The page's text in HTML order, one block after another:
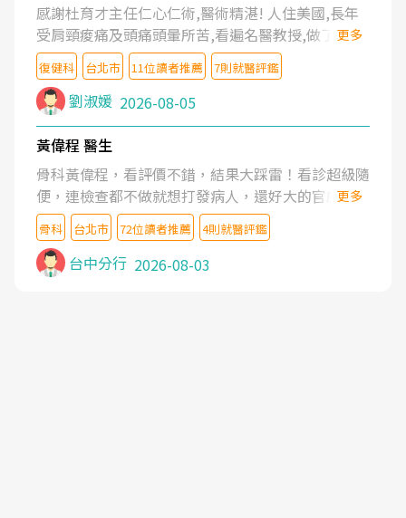
感謝杜育才主任仁心仁術,醫術精湛! 人住美國,長年
受肩頸痠痛及頭痛頭暈所苦,看遍名醫教授,做了各種
檢查,也嘗試過西醫打針,中醫針灸及物理徒手治療都
沒有用,後來連吃到嗎啡類止痛藥都效果有限,只是壓
症狀,沒多久就痛起來,多年失眠嚴重影響生活品質.
台灣親友介紹忠孝醫院杜育才主任是頸頭症候群專
家,上網搜尋杜主任相關文章新聞跟網路評價之後,下
定決心飛回台北找杜醫師診治. 杜主任的乾針跟增生
治療真的很厲害,第一次乾針就覺得整個肩頸鬆開,回
家特別好睡,經過幾次治療,長年頑疾已經好了大半,杜
主任除了打針超厲害,還會一直交代要改善姿勢跟好
好做運動,看診態度親切溫暖,真的是不可多得的良醫,
大力推荐!
更多
復健科 台北市 11位讀者推薦 7則就醫評鑑
劉淑媛 2026-08-05
黃偉程 醫生
骨科黃偉程，看評價不錯，結果大踩雷！看診超級隨
便，連檢查都不做就想打發病人，還好大的官威 ...
想詢問病情還被陰陽怪氣嘲諷一番。可能好評帶來的
大頭症，變得自負不尊重病人。醫術也不行，畢竟連
檢查都懶得做，治療會有用才怪。大家避雷吧！
更多
骨科 台北市 72位讀者推薦 4則就醫評鑑
台中分行 2026-08-03